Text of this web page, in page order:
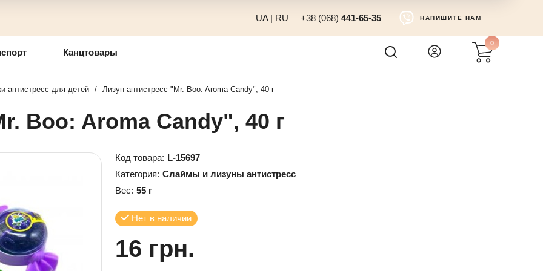
UA| RU +38 (068) 441-65-35 НАПИШИТЕ НАМ
Канцтовары
0
антистресс для детей / Лизун-антистресс "Mr. Boo: Aroma Candy", 40 г
Boo: Aroma Candy", 40 г
Код товара: L-15697
Категория: Слаймы и лизуны антистресс
Вес: 55 г
Нет в наличии
16 грн.